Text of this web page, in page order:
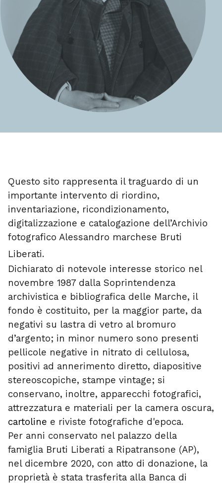
Questo sito rappresenta il traguardo di un
importante intervento di riordino,
inventariazione, ricondizionamento,
digitalizzazione e catalogazione dell’Archivio
fotografico Alessandro marchese Bruti
Liberati.
Dichiarato di notevole interesse storico nel
novembre 1987 dalla Soprintendenza
archivistica e bibliografica delle Marche, il
fondo è costituito, per la maggior parte, da
negativi su lastra di vetro al bromuro
d’argento; in minor numero sono presenti
pellicole negative in nitrato di cellulosa,
positivi ad annerimento diretto, diapositive
stereoscopiche, stampe vintage; si
conservano, inoltre, apparecchi fotografici,
attrezzatura e materiali per la camera oscura,
cartoline e riviste fotografiche d'epoca.
Per anni conservato nel palazzo della
famiglia Bruti Liberati a Ripatransone (AP),
nel dicembre 2020, con atto di donazione, la
proprietà è stata trasferita alla Banca di